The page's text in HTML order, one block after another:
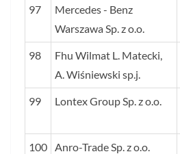
97
Mercedes - Benz
Warszawa Sp. z o.o.
98
Fhu Wilmat L. Matecki,
A. Wiśniewski sp.j.
99 Lontex Group Sp. z o.o.
100 Anro-Trade Sp. z o.o.